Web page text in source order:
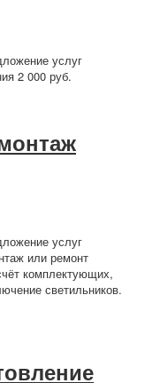
услуг
2 000 руб.
услуг
или ремонт
комплектующих,
светильников.